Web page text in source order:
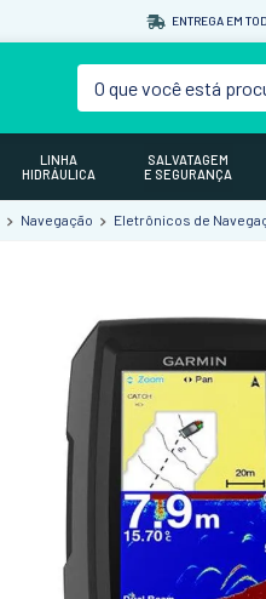
ENTREGA EM
O que você está
LINHA
HIDRÁULICA
SALVATAGEM
E SEGURANÇA
Navegação Eletrônicos de